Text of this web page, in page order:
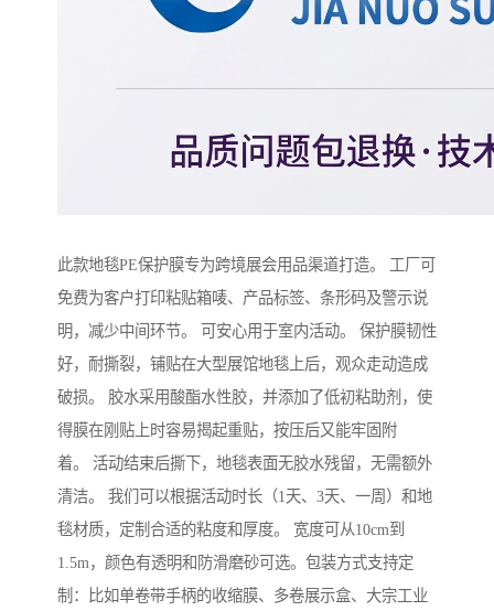
此款地毯PE保护膜专为跨境展会用品渠道打造。 工厂可
免费为客户打印粘贴箱唛、产品标签、条形码及警示说
明，减少中间环节。 可安心用于室内活动。 保护膜韧性
好，耐撕裂，铺贴在大型展馆地毯上后，观众走动造成
破损。 胶水采用酸酯水性胶，并添加了低初粘助剂，使
得膜在刚贴上时容易揭起重贴，按压后又能牢固附
着。 活动结束后撕下，地毯表面无胶水残留，无需额外
清洁。 我们可以根据活动时长（1天、3天、一周）和地
毯材质，定制合适的粘度和厚度。 宽度可从10cm到
1.5m，颜色有透明和防滑磨砂可选。包装方式支持定
制：比如单卷带手柄的收缩膜、多卷展示盒、大宗工业